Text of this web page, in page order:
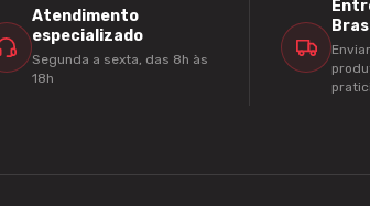
Atendimento
especializado
Segunda a sexta, das 8h às
18h